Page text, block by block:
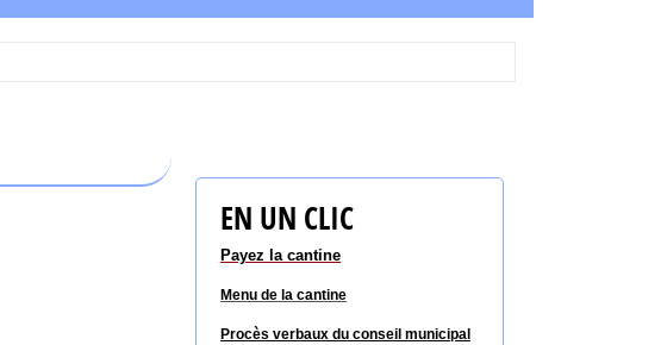
EN UN CLIC
Payez la cantine
Menu de la cantine
Procès verbaux du conseil municipal